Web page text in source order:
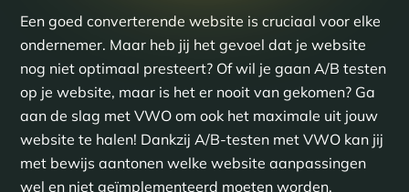
Een goed converterende website is cruciaal voor elke
ondernemer. Maar heb jij het gevoel dat je website
nog niet optimaal presteert? Of wil je gaan A/B testen
op je website, maar is het er nooit van gekomen? Ga
aan de slag met VWO om ook het maximale uit jouw
website te halen! Dankzij A/B-testen met VWO kan jij
met bewijs aantonen welke website aanpassingen
wel en niet geïmplementeerd moeten worden.